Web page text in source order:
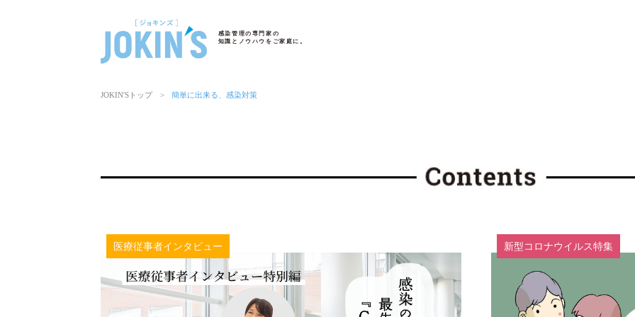
感染管理の専門家の
知識とノウハウをご家庭に。
JOKIN′Sトップ > 簡単に出来る、感染対策
医療従事者インタビュー 新型コロナウイルス特集